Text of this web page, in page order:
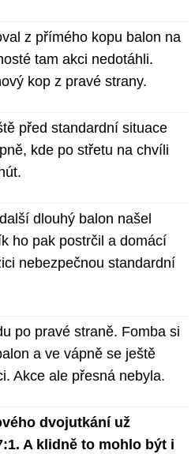
z přímého kopu balon na
tam akci nedotáhli.
kop z pravé strany.
před standardní situace
kde po střetu na chvíli
dlouhý balon našel
ho pak postrčil a domácí
nebezpečnou standardní
po pravé straně. Fomba si
a ve vápně se ještě
Akce ale přesná nebyla.
dvojutkání už
A klidně to mohlo být i